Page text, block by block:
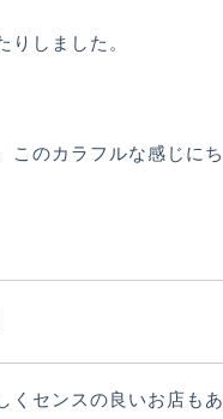
しました。
このカラフルな感じにち
くセンスの良いお店もあ